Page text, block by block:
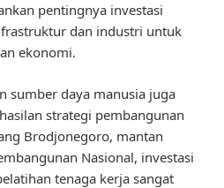
pentingnya investasi
dan industri untuk
ekonomi.
sumber daya manusia juga
strategi pembangunan
Brodjonegoro, mantan
Nasional, investasi
tenaga kerja sangat